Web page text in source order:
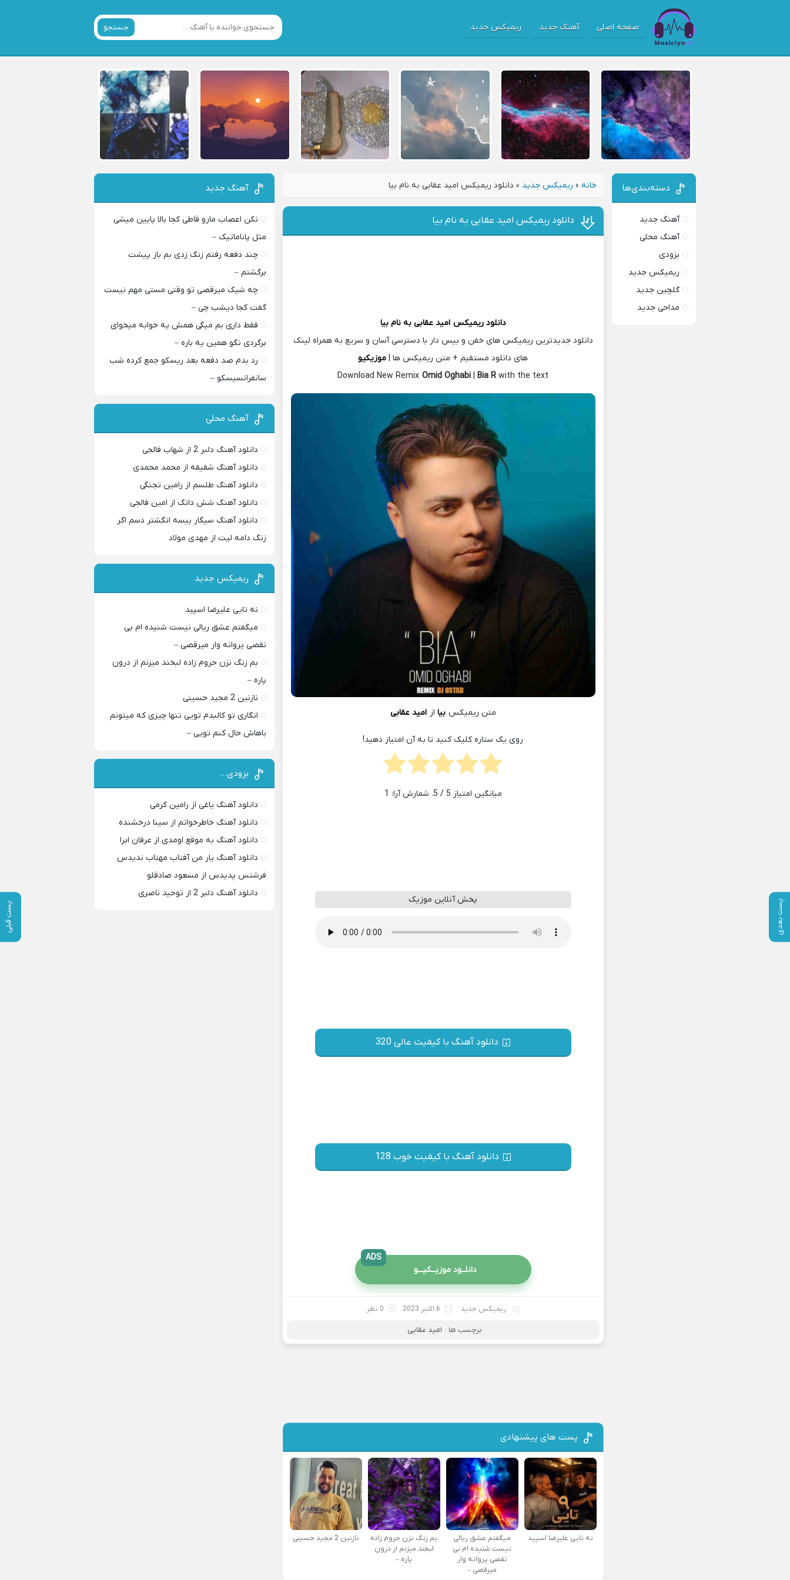
صفحه اصلی آهنگ جدید ریمیکس جدید جستجو
خانه » ریمیکس جدید » دانلود ریمیکس امید عقابی به نام بیا
پست بعدی پست قبلی
دانلود ریمیکس امید عقابی به نام بیا
دانلود ریمیکس امید عقابی به نام بیا
دانلود جدیدترین ریمیکس های خفن و بیس دار با دسترسی آسان و سریع به همراه لینک
های دانلود مستقیم + متن ریمیکس ها | موزیکیو
Download New Remix Omid Oghabi |Bia Rwith the text
متن ریمیکس بیا از امید عقابی
روی یک ستاره کلیک کنید تا به آن امتیاز دهید!
میانگین امتیاز 5 / 5. شمارش آرا: 1
پخش آنلاین موزیک
دانلود آهنگ با کیفیت عالی 320
دانلود آهنگ با کیفیت خوب 128
دانلــود موزیــکیـــو
ADS
ریمیکس جدید 6 اکتبر 2023 0 نظر
برچسب ها : امید عقابی
پست های پیشنهادی
نه تایی علیرضا اسپید
میگفتم عشق ریالی
نیست شنیده ام بی
نقصی پروانه وار
میرقصی –
بم زنگ نزن حروم زاده
لبخند میزنم از درون
پاره –
نازنین 2 مجید حسینی
دسته‌بندی‌ها
آهنگ جدید
آهنگ محلی
بزودی
ریمیکس جدید
گلچین جدید
مداحی جدید
آهنگ جدید
نکن اعصاب مارو قاطی کجا بالا پایین میشی
مثل پاناماتیک –
چند دفعه رفتم زنگ زدی بم باز پیشت
برگشتم –
چه شیک میرقصی تو وقتی مستی مهم نیست
گفت کجا دیشب چی –
فقط داری بم میگی همش یه خوابه میخوای
برگردی نگو همین یه باره –
رد بدم صد دفعه بعد ریسکو جمع کرده شب
سانفرانسیسکو –
آهنگ محلی
دانلود آهنگ دلبر 2 از شهاب فالجی
دانلود آهنگ شقیقه از محمد محمدی
دانلود آهنگ طلسم از رامین تجنگی
دانلود آهنگ شش دانگ از امین فالجی
دانلود آهنگ سیگار بیسه انگشتر دسم اگر
زنگ دامه لیت از مهدی مولاد
ریمیکس جدید
نه تایی علیرضا اسپید
میگفتم عشق ریالی نیست شنیده ام بی
نقصی پروانه وار میرقصی –
بم زنگ نزن حروم زاده لبخند میزنم از درون
پاره –
نازنین 2 مجید حسینی
انگاری تو کالبدم تویی تنها چیزی که میتونم
باهاش حال کنم تویی –
بزودی…
دانلود آهنگ یاغی از رامین کرمی
دانلود آهنگ خاطرخواتم از سینا درخشنده
دانلود آهنگ به موقع اومدی از عرفان ابرا
دانلود آهنگ یار من آفتاب مهتاب ندیدس
فرشتس پدیدس از مسعود صادقلو
دانلود آهنگ دلبر 2 از توحید ناصری